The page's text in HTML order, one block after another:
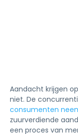
Aandacht krijgen
niet. De
consumenten
zuurverdiende
een proces van